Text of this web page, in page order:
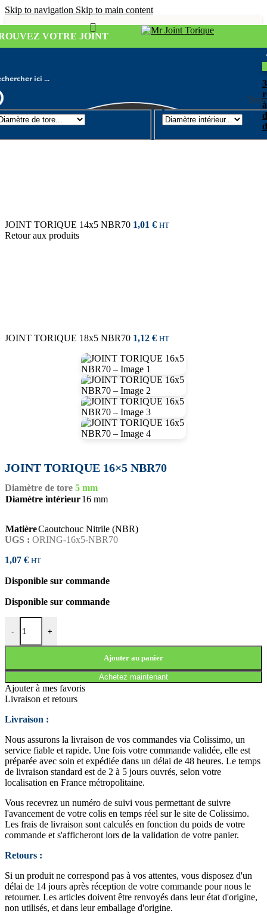
Skip to navigation Skip to main content
VOTRE JOINT
Joint torique/ Diamètre de tore 5mm
JOINT TORIQUE 14x5 NBR70 1,01 € HT
Retour aux produits
JOINT TORIQUE 18x5 NBR70 1,12 € HT
JOINT TORIQUE 16×5 NBR70
Diamètre de tore 5 mm
Diamètre intérieur16 mm
MatièreCaoutchouc Nitrile (NBR)
UGS : ORING-16x5-NBR70
1,07 € HT
Disponible sur commande
Disponible sur commande
-
quantité de JOINT TORIQUE 16x5 NBR70
+
Ajouter au panier
Achetez maintenant
Ajouter à mes favoris
Livraison et retours
Livraison :
Nous assurons la livraison de vos commandes via Colissimo, un
service fiable et rapide. Une fois votre commande validée, elle est
préparée avec soin et expédiée dans un délai de 48 heures. Le temps
de livraison standard est de 2 à 5 jours ouvrés, selon votre
localisation en France métropolitaine.
Vous recevrez un numéro de suivi vous permettant de suivre
l'avancement de votre colis en temps réel sur le site de Colissimo.
Les frais de livraison sont calculés en fonction du poids de votre
commande et s'afficheront lors de la validation de votre panier.
Retours :
Si un produit ne correspond pas à vos attentes, vous disposez d'un
délai de 14 jours après réception de votre commande pour nous le
retourner. Les articles doivent être renvoyés dans leur état d'origine,
non utilisés, et dans leur emballage d'origine.